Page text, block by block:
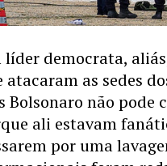
líder democrata,
atacaram as sedes
Bolsonaro não pode
ali estavam
por uma